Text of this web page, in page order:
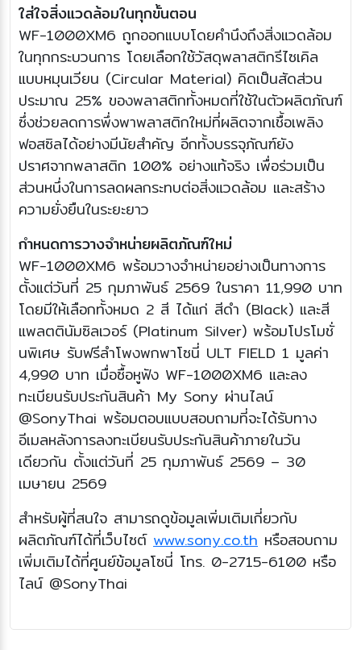
ใส่ใจสิ่งแวดล้อมในทุกขั้นตอน
WF-1000XM6 ถูกออกแบบโดยคำนึงถึงสิ่งแวดล้อม
ในทุกกระบวนการ โดยเลือกใช้วัสดุพลาสติกรีไซเคิล
แบบหมุนเวียน (Circular Material) คิดเป็นสัดส่วน
ประมาณ 25% ของพลาสติกทั้งหมดที่ใช้ในตัวผลิตภัณฑ์
ซึ่งช่วยลดการพึ่งพาพลาสติกใหม่ที่ผลิตจากเชื้อเพลิง
ฟอสซิลได้อย่างมีนัยสำคัญ อีกทั้งบรรจุภัณฑ์ยัง
ปราศจากพลาสติก 100% อย่างแท้จริง เพื่อร่วมเป็น
ส่วนหนึ่งในการลดผลกระทบต่อสิ่งแวดล้อม และสร้าง
ความยั่งยืนในระยะยาว
กำหนดการวางจำหน่ายผลิตภัณฑ์ใหม่
WF-1000XM6 พร้อมวางจำหน่ายอย่างเป็นทางการ
ตั้งแต่วันที่ 25 กุมภาพันธ์ 2569 ในราคา 11,990 บาท
โดยมีให้เลือกทั้งหมด 2 สี ได้แก่ สีดำ (Black) และสี
แพลตตินัมซิลเวอร์ (Platinum Silver) พร้อมโปรโมชั่
นพิเศษ รับฟรีลำโพงพกพาโซนี่ ULT FIELD 1 มูลค่า
4,990 บาท เมื่อซื้อหูฟัง WF-1000XM6 และลง
ทะเบียนรับประกันสินค้า My Sony ผ่านไลน์
@SonyThai พร้อมตอบแบบสอบถามที่จะได้รับทาง
อีเมลหลังการลงทะเบียนรับประกันสินค้าภายในวัน
เดียวกัน ตั้งแต่วันที่ 25 กุมภาพันธ์ 2569 – 30
เมษายน 2569
สำหรับผู้ที่สนใจ สามารถดูข้อมูลเพิ่มเติมเกี่ยวกับ
ผลิตภัณฑ์ได้ที่เว็บไซต์ www.sony.co.th หรือสอบถาม
เพิ่มเติมได้ที่ศูนย์ข้อมูลโซนี่ โทร. 0-2715-6100 หรือ
ไลน์ @SonyThai